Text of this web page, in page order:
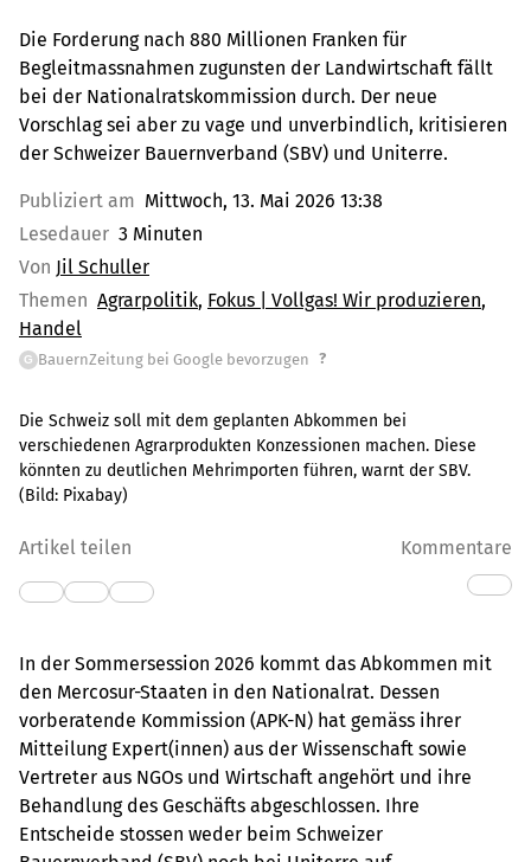
Die Forderung nach 880 Millionen Franken für
Begleitmassnahmen zugunsten der Landwirtschaft fällt
bei der Nationalratskommission durch. Der neue
Vorschlag sei aber zu vage und unverbindlich, kritisieren
der Schweizer Bauernverband (SBV) und Uniterre.
Publiziert am Mittwoch, 13. Mai 2026 13:38
Lesedauer 3 Minuten
Von Jil Schuller
Themen Agrarpolitik Fokus | Vollgas! Wir produzieren
Handel
G BauernZeitung bei Google bevorzugen ?
Die Schweiz soll mit dem geplanten Abkommen bei
verschiedenen Agrarprodukten Konzessionen machen. Diese
könnten zu deutlichen Mehrimporten führen, warnt der SBV.
(Bild: Pixabay)
Artikel teilen Kommentare
In der Sommersession 2026 kommt das Abkommen mit
den Mercosur-Staaten in den Nationalrat. Dessen
vorberatende Kommission (APK-N) hat gemäss ihrer
Mitteilung Expert(innen) aus der Wissenschaft sowie
Vertreter aus NGOs und Wirtschaft angehört und ihre
Behandlung des Geschäfts abgeschlossen. Ihre
Entscheide stossen weder beim Schweizer